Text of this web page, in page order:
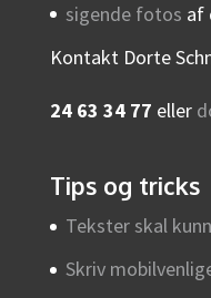
sigende fotos af
Kontakt Dorte
24 63 34 77 eller
Tips og tricks
Tekster skal
Skriv